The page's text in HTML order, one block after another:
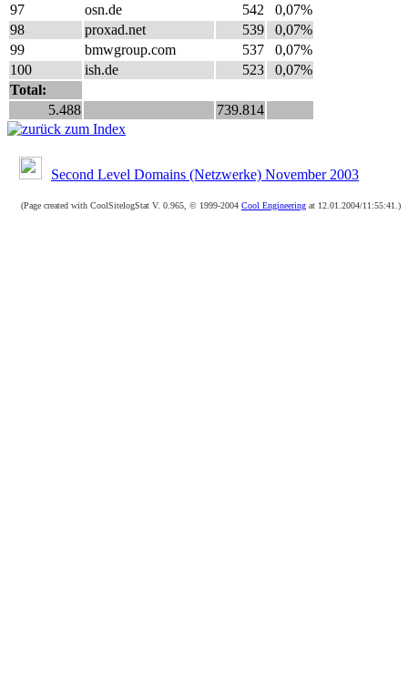
97
osn.de 542
0,07%
98
proxad.net 539
0,07%
99
bmwgroup.com 537
0,07%
100
ish.de 523
0,07%
Total:
5.488
739.814
Second Level Domains (Netzwerke) November 2003
(Page created with CoolSitelogStat V. 0.965, © 1999-2004 Cool Engineering at 12.01.2004/11:55:41.)